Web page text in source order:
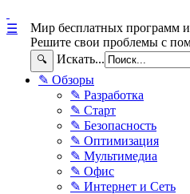
Мир бесплатных программ
Решите свои проблемы с
🔍 Искать...
☰
✎ Обзоры
✎ Разработка
✎ Старт
✎ Безопасность
✎ Оптимизация
✎ Мультимедиа
✎ Офис
✎ Интернет и Сеть